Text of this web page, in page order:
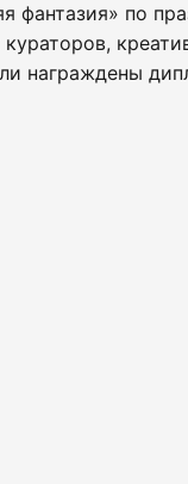
фантазия» по
награждены